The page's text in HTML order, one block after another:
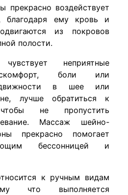
прекрасно воздействует
благодаря ему кровь и
из покровов
полости.
неприятные
боли или
в шее или
лучше обратиться к
не пропустить
Массаж шейно-
прекрасно помогает
бессонницей и
к ручным видам
что выполняется